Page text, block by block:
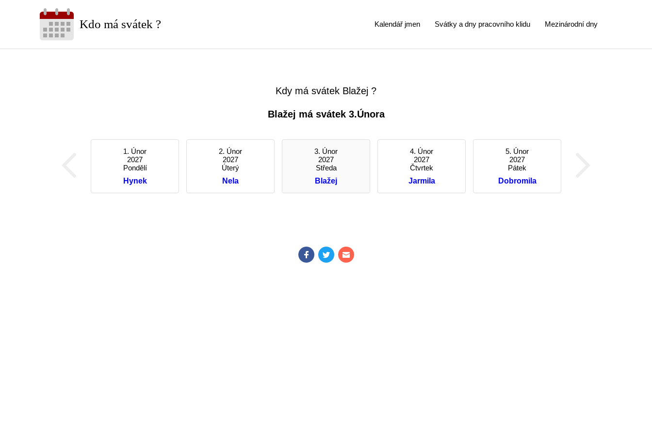
Kdo má svátek ? Mezinárodní dny
Svátky a dny pracovního klidu
Kalendář jmen
Kdy má svátek Blažej ?
Blažej má svátek 3.Února
1. Únor
2027
Pondělí
Hynek
2. Únor
2027
Úterý
Nela
3. Únor
2027
Středa
Blažej
4. Únor
2027
Čtvrtek
Jarmila
5. Únor
2027
Pátek
Dobromila